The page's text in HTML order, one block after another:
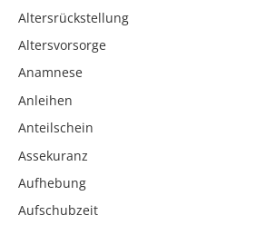
Altersrückstellung
Altersvorsorge
Anamnese
Anleihen
Anteilschein
Assekuranz
Aufhebung
Aufschubzeit